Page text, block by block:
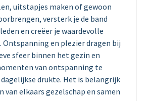
uitstapjes maken of gewoon
versterk je de band
en creëer je waardevolle
Ontspanning en plezier dragen bij
sfeer binnen het gezin en
van ontspanning te
dagelijkse drukte. Het is belangrijk
van elkaars gezelschap en samen